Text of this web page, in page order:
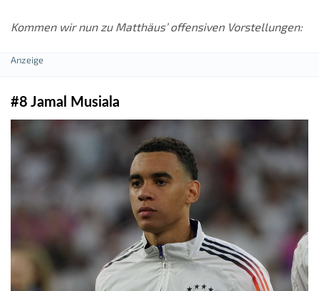
Kommen wir nun zu Matthäus’ offensiven Vorstellungen:
#8 Jamal Musiala